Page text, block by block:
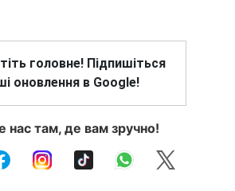
головне! Підпишіться
оновлення в Google!
нас там, де вам зручно!